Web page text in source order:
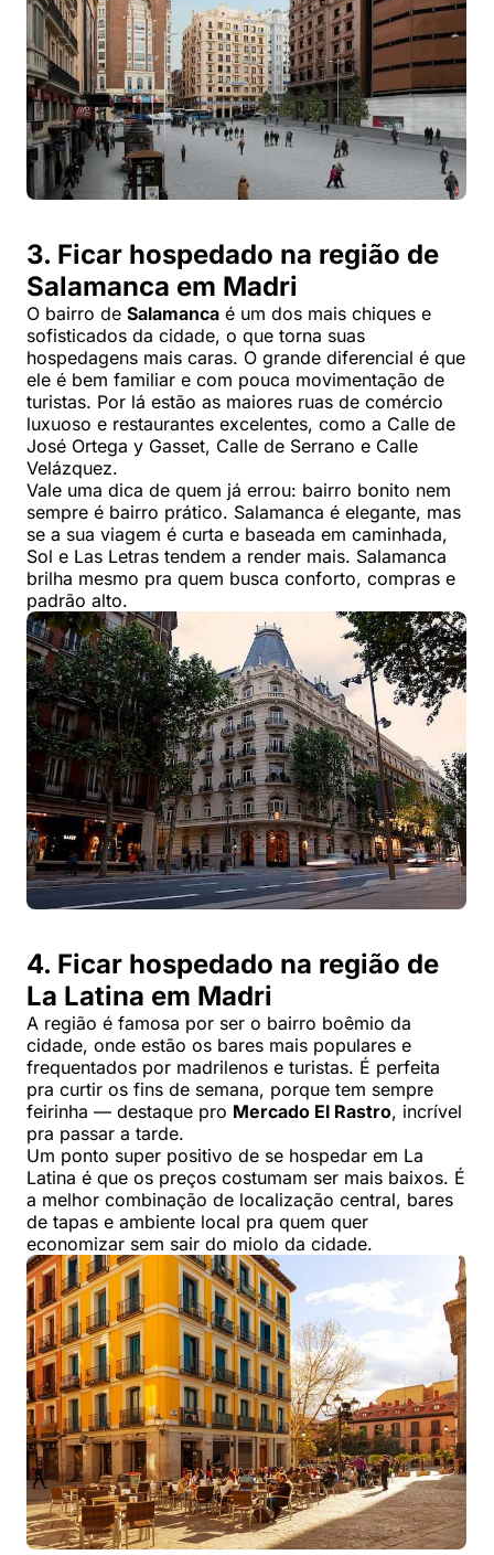
3. Ficar hospedado na região de
Salamanca em Madri
O bairro de Salamanca é um dos mais chiques e
sofisticados da cidade, o que torna suas
hospedagens mais caras. O grande diferencial é que
ele é bem familiar e com pouca movimentação de
turistas. Por lá estão as maiores ruas de comércio
luxuoso e restaurantes excelentes, como a Calle de
José Ortega y Gasset, Calle de Serrano e Calle
Velázquez.
Vale uma dica de quem já errou: bairro bonito nem
sempre é bairro prático. Salamanca é elegante, mas
se a sua viagem é curta e baseada em caminhada,
Sol e Las Letras tendem a render mais. Salamanca
brilha mesmo pra quem busca conforto, compras e
padrão alto.
4. Ficar hospedado na região de
La Latina em Madri
A região é famosa por ser o bairro boêmio da
cidade, onde estão os bares mais populares e
frequentados por madrilenos e turistas. É perfeita
pra curtir os fins de semana, porque tem sempre
feirinha — destaque pro Mercado El Rastro, incrível
pra passar a tarde.
Um ponto super positivo de se hospedar em La
Latina é que os preços costumam ser mais baixos. É
a melhor combinação de localização central, bares
de tapas e ambiente local pra quem quer
economizar sem sair do miolo da cidade.